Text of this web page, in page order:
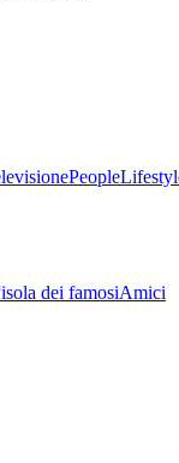
People
dei famosiAmici